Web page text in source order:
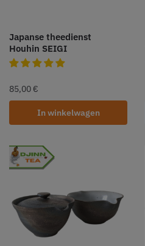
Japanse theedienst
Houhin SEIGI
85,00 €
In winkelwagen